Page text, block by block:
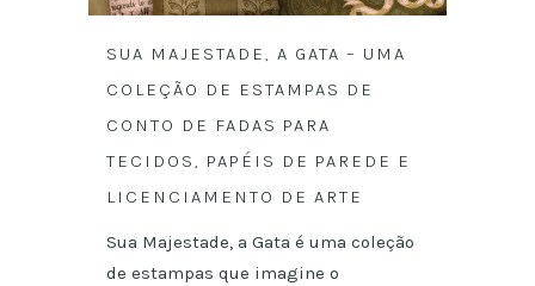
SUA MAJESTADE, A GATA – UMA
COLEÇÃO DE ESTAMPAS DE
CONTO DE FADAS PARA
TECIDOS, PAPÉIS DE PAREDE E
LICENCIAMENTO DE ARTE
Sua Majestade, a Gata é uma coleção
de estampas que imagine o